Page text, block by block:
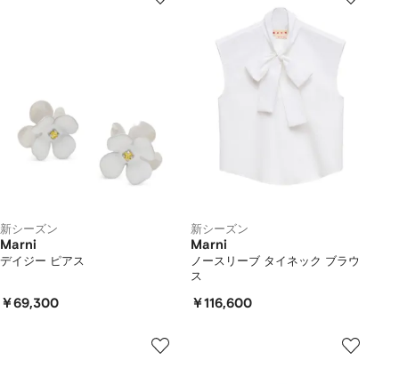
新シーズン
Marni
デイジー ピアス
￥69,300
新シーズン
Marni
ノースリーブ タイネック ブラウ
ス
￥116,600